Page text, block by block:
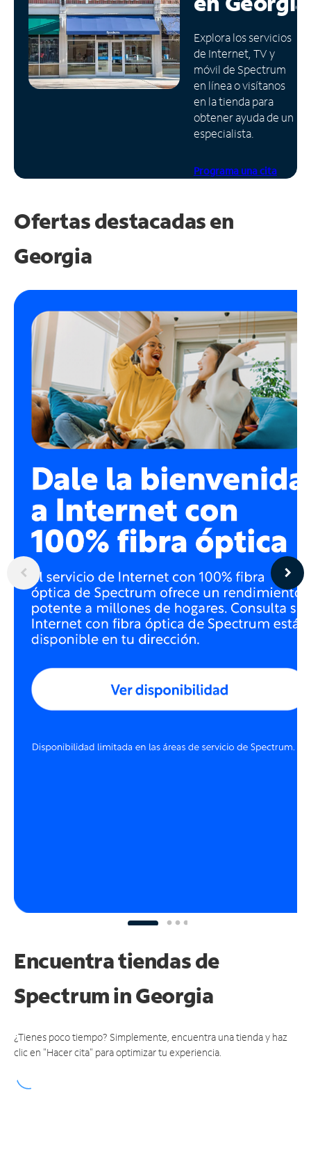
Administrar
cuenta
Encuentra
una
tienda
Explora los servicios
de Internet, TV y
móvil de Spectrum
en línea o visítanos
en la tienda para
obtener ayuda de un
especialista.
Programa una cita
Ofertas destacadas en
Georgia
Encuentra tiendas de
Spectrumin Georgia
¿Tienes poco tiempo? Simplemente, encuentra una tienda y haz
clic en "Hacer cita" para optimizar tu experiencia.